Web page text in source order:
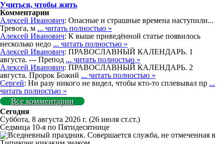
Учиться, чтобы жить
Комментарии
Алексей Иванович: Опасные и страшные времена наступили...
Тревога, м ... читать полностью »
Алексей Иванович: К выше приведённой статье появилось
несколько недо ... читать полностью »
Алексей Иванович: ПРАВОСЛАВНЫЙ КАЛЕНДАРЬ. 1
августа. --- Препод ... читать полностью »
Алексей Иванович: ПРАВОСЛАВНЫЙ КАЛЕНДАРЬ. 2
августа. Пророк Божий ... читать полностью »
Сергей: Ни разу никого не видел, чтобы кто-то сплевывал пр ...
читать полностью »
Все комментарии
Сегодня
Суббота, 8 августа 2026 г. (26 июля ст.ст.)
Седмица 10-я по Пятидесятнице